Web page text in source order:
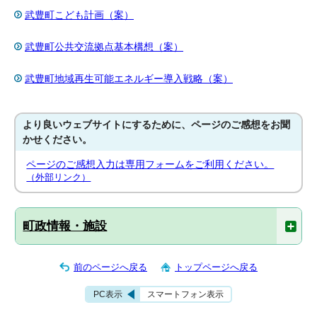
武豊町こども計画（案）
武豊町公共交流拠点基本構想（案）
武豊町地域再生可能エネルギー導入戦略（案）
より良いウェブサイトにするために、ページのご感想をお聞
かせください。
ページのご感想入力は専用フォームをご利用ください。
（外部リンク）
町政情報・施設
前のページへ戻る トップページへ戻る
PC表示 スマートフォン表示